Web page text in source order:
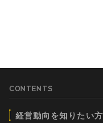
CONTENTS
経営動向を知りたい方